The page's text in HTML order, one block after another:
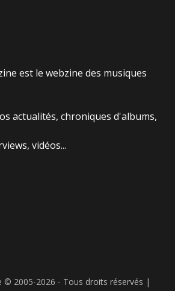
est le webzine des musiques
actualités, chroniques d'albums,
vidéos...
© 2005-2026 - Tous droits réservés |